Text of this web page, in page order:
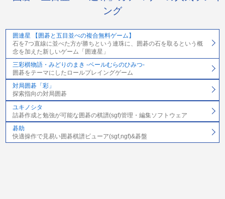
ング
囲連星 【囲碁と五目並べの複合無料ゲーム】
石を7つ直線に並べた方が勝ちという連珠に、囲碁の石を取るという概
念を加えた新しいゲーム「囲連星」
三彩棋物語・みどりのまき -ベールむらのひみつ-
囲碁をテーマにしたロールプレイングゲーム
対局囲碁「彩」
探索指向の対局囲碁
ユキノシタ
詰碁作成と勉強が可能な囲碁の棋譜(sgf)管理・編集ソフトウェア
碁助
快適操作で見易い囲碁棋譜ビューア(sgf,ngf)&碁盤